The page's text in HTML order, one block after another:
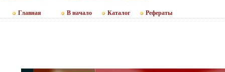
Главная В начало Каталог Рефераты